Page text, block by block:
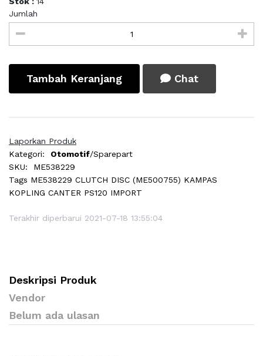
Jumlah
Tambah Keranjang Chat
Laporkan Produk
Kategori:
Otomotif/Sparepart
SKU:
ME538229
Tags ME538229 CLUTCH DISC (ME500755) KAMPAS
KOPLING CANTER PS120 IMPORT
Terakhir diperbarui 2021-07-18 13:55:04
Deskripsi Produk
Vendor
Belum ada ulasan